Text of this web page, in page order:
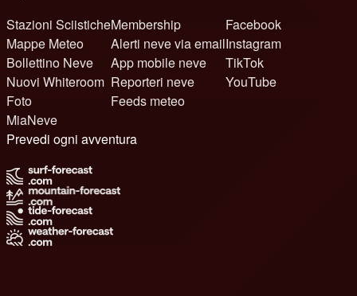
Stazioni Sciistiche
Mappe Meteo
Bollettino Neve
Nuovi Whiteroom
Foto
MiaNeve
Membership
Alerti neve via email
App mobile neve
Reporteri neve
Feeds meteo
Facebook
Instagram
TikTok
YouTube
Prevedi ogni avventura